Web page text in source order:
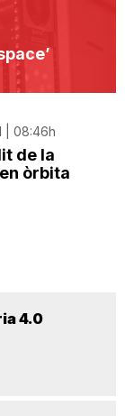
| 08:46h
de la
òrbita
4.0